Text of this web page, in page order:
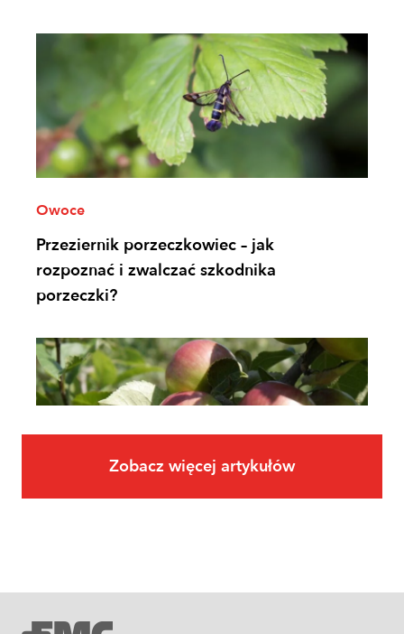
Owoce
Przeziernik porzeczkowiec – jak
rozpoznać i zwalczać szkodnika
porzeczki?
Zobacz więcej artykułów